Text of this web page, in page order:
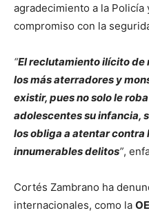
agradecimiento a la Policía
compromiso con la
“El reclutamiento ilícito de
los más aterradores y
existir, pues no solo le
adolescentes su infancia,
los obliga a atentar contra
innumerables delitos”,
Cortés Zambrano ha
internacionales, como la